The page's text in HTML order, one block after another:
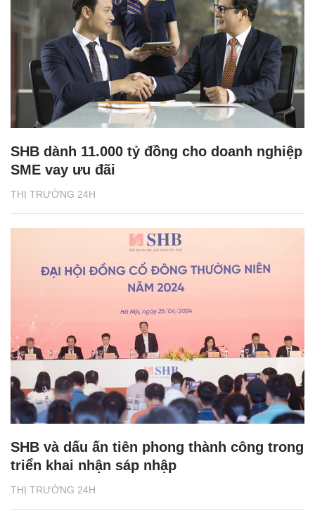
THỊ TRƯỜNG 24H
SHB dành 11.000 tỷ đồng cho doanh nghiệp
SME vay ưu đãi
THỊ TRƯỜNG 24H
SHB và dấu ấn tiên phong thành công trong
triển khai nhận sáp nhập